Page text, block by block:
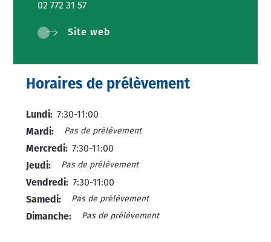
02 772 31 57
Site web
Horaires de prélèvement
Lundi: 7:30-11:00
Mardi:
Pas de prélèvement
Mercredi: 7:30-11:00
Jeudi:
Pas de prélèvement
Vendredi: 7:30-11:00
Samedi:
Pas de prélèvement
Dimanche: Pas de prélèvement